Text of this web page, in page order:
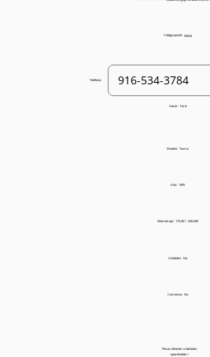
Código postal: 95820
Teléfono:
Hacer: Ford
Modelo: Taurus
Año: 1995
Kilometraje: 175,001 - 200,000
Unidades: No
Comienza: No
Piezas faltantes o dañadas:
<placeholder>